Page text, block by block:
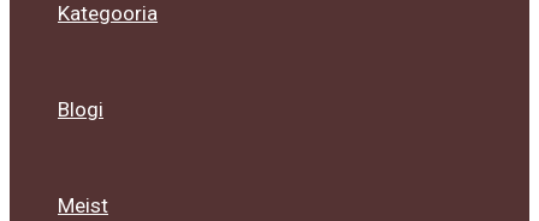
Kategooria
Blogi
Meist